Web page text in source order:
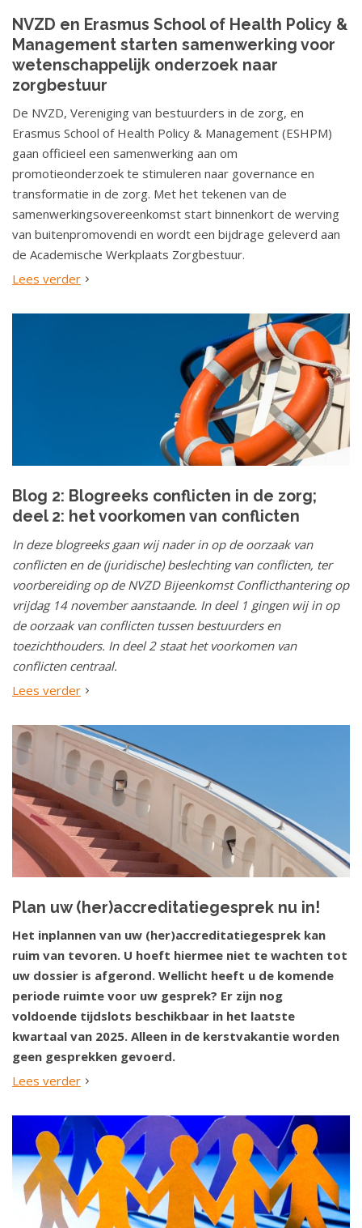
NVZD en Erasmus School of Health Policy &
Management starten samenwerking voor
wetenschappelijk onderzoek naar
zorgbestuur
De NVZD, Vereniging van bestuurders in de zorg, en
Erasmus School of Health Policy & Management (ESHPM)
gaan officieel een samenwerking aan om
promotieonderzoek te stimuleren naar governance en
transformatie in de zorg. Met het tekenen van de
samenwerkingsovereenkomst start binnenkort de werving
van buitenpromovendi en wordt een bijdrage geleverd aan
de Academische Werkplaats Zorgbestuur.
Lees verder
Blog 2: Blogreeks conflicten in de zorg;
deel 2: het voorkomen van conflicten
In deze blogreeks gaan wij nader in op de oorzaak van
conflicten en de (juridische) beslechting van conflicten, ter
voorbereiding op de NVZD Bijeenkomst Conflicthantering op
vrijdag 14 november aanstaande. In deel 1 gingen wij in op
de oorzaak van conflicten tussen bestuurders en
toezichthouders. In deel 2 staat het voorkomen van
conflicten centraal.
Lees verder
Plan uw (her)accreditatiegesprek nu in!
Het inplannen van uw (her)accreditatiegesprek kan
ruim van tevoren. U hoeft hiermee niet te wachten tot
uw dossier is afgerond. Wellicht heeft u de komende
periode ruimte voor uw gesprek? Er zijn nog
voldoende tijdslots beschikbaar in het laatste
kwartaal van 2025. Alleen in de kerstvakantie worden
geen gesprekken gevoerd.
Lees verder